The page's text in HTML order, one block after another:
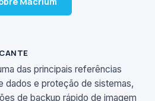
das principais referências
dados e proteção de sistemas,
de backup rápido de imagem